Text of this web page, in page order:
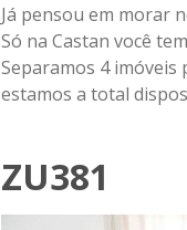
Já pensou em morar
Só na Castan você
Separamos 4 imóveis
estamos a total
ZU381